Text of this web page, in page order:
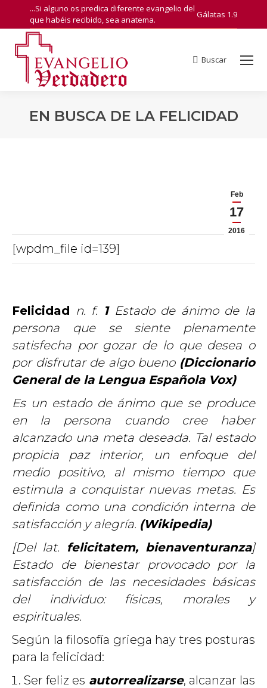
...Si alguno os predica diferente evangelio del
que habéis recibido, sea anatema.
Gálatas 1.9
Search:
Buscar
EN BUSCA DE LA FELICIDAD
Feb
17
2016
[wpdm_file id=139]
Felicidad n. f. 1Estado de ánimo de la
persona que se siente plenamente
satisfecha por gozar de lo que desea o
por disfrutar de algo bueno (Diccionario
General de la Lengua Española Vox)
Es un estado de ánimo que se produce
en la persona cuando cree haber
alcanzado una meta deseada. Tal estado
propicia paz interior, un enfoque del
medio positivo, al mismo tiempo que
estimula a conquistar nuevas metas. Es
definida como una condición interna de
satisfacción y alegría. (Wikipedia)
[Del lat. felicitatem, bienaventuranza]
Estado de bienestar provocado por la
satisfacción de las necesidades básicas
del individuo: físicas, morales y
espirituales.
Según la filosofía griega hay tres posturas
para la felicidad:
Ser feliz es autorrealizarse, alcanzar las